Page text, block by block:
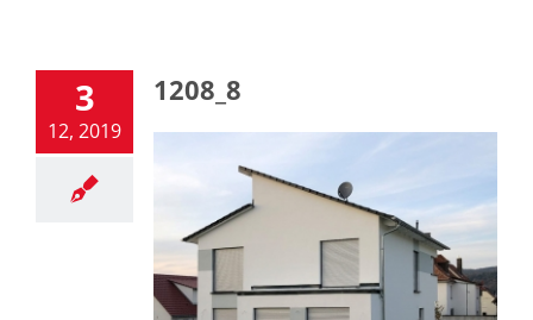
3
12, 2019
1208_8